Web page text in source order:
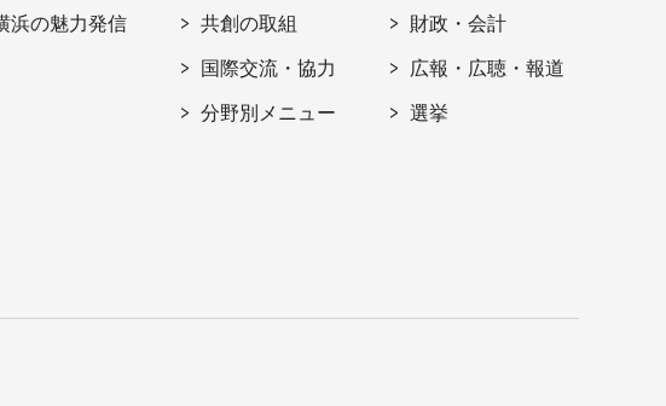
浜の魅力発信 共創の取組
国際交流・協力
分野別メニュー
財政・会計
広報・広聴・報道
選挙